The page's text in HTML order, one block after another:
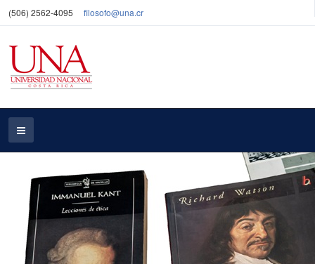
(506) 2562-4095 filosofo@una.cr